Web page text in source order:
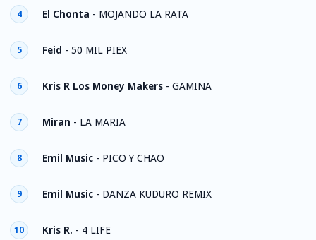
4 El Chonta - MOJANDO LA RATA
5 Feid - 50 MIL PIEX
6 Kris R Los Money Makers - GAMINA
7 Miran - LA MARIA
8 Emil Music - PICO Y CHAO
9 Emil Music - DANZA KUDURO REMIX
10 Kris R. - 4 LIFE